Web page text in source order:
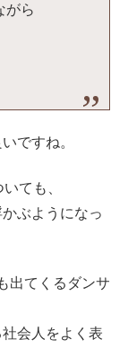
がら
ですね。
ても、
ぶようになっ
出てくるダンサ
会人をよく表